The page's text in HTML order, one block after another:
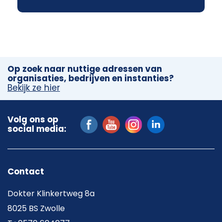
Op zoek naar nuttige adressen van
organisaties, bedrijven en instanties?
Bekijk ze hier
Volg ons op
social media:
Contact
Dokter Klinkertweg 8a
8025 BS Zwolle